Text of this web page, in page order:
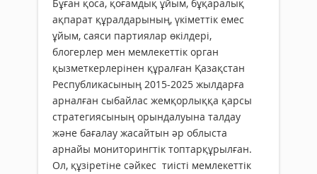
Бұған қоса, қоғамдық ұйым, бұқаралық
ақпарат құралдарының, үкіметтік емес
ұйым, саяси партиялар өкілдері,
блогерлер мен мемлекеттік орган
қызметкерлерінен құралған Қазақстан
Республикасының 2015-2025 жылдарға
арналған сыбайлас жемқорлыққа қарсы
стратегиясының орындалуына талдау
және бағалау жасайтын әр облыста
арнайы мониторингтік топтарқұрылған.
Ол, құзіретіне сәйкес тиісті мемлекеттік